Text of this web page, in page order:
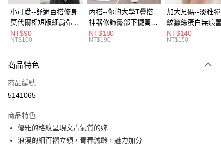
悠遊付
Google Pay
全盈+PAY
大哥付你分期
【大哥付你分期使用說明】
1.本服務由台灣大哥大提供，台灣大哥大用戶可立即使用無須另外申請。
流程，驗證手機門號後，選擇欲分期的期數、繳款截止日，確認付款後即完
成交易。
3.實際核准額度、可分期數及費用金額請依後續交易確認頁面所載為準。
4.訂單成立30分鐘內，如未前往確認交易或遇審核未通過，訂單將自動取
AFTEE先享後付
【關於「AFTEE先享後付」】
AFTEE先享後付是「在收到商品之後才付款」的支付方式。 讓您購物簡單
便利好安心！
１．簡單：不需註冊會員、不需綁卡、不需儲值。
ATM付款
小可愛--舒適百搭修身
莫代爾棉短版細肩帶素
色背心(白.黑.灰L-2L)-
U582眼圈熊中大尺碼
NT$90
NT$100
內搭--你的大學T疊搭
神器修飾臀部下擺萬用
內搭裙/遮臀裙(黑2L-
6L)-Q155眼圈熊中大
NT$180
NT$190
加大尺碼--淡雅
紋蠶絲蛋白無痕
角內褲(白.粉.藍.
3L)-L28眼圈熊中
NT$140
NT$150
商品特色
商品編號
5141065
商品特色
優雅的格紋呈現文青氣質的妳
浪漫的細百褶立領，青春減齡，魅力加分